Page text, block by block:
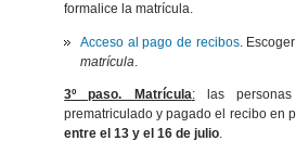
formalice la matrícula.
Acceso al pago de recibos.
matrícula.
3º paso. Matrícula:las personas
prematriculado y pagado el recibo en
entre el 13 y el 16 de julio.